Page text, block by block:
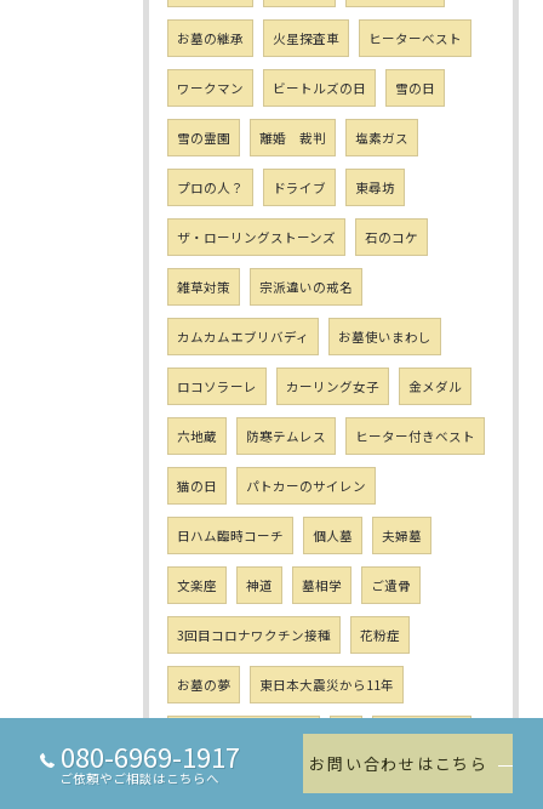
お墓の継承 火星探査車 ヒーターベスト
ワークマン ビートルズの日 雪の日
雪の霊園 離婚 裁判 塩素ガス
プロの人？ ドライブ 東尋坊
ザ・ローリングストーンズ 石のコケ
雑草対策 宗派違いの戒名
カムカムエブリバディ お墓使いまわし
ロコソラーレ カーリング女子 金メダル
六地蔵 防寒テムレス ヒーター付きベスト
猫の日 パトカーのサイレン
日ハム臨時コーチ 個人墓 夫婦墓
文楽座 神道 墓相学 ご遺骨
3回目コロナワクチン接種 花粉症
お墓の夢 東日本大震災から11年
東日本大震災 仮土葬 蚊 ホワイトデー
お墓愛
080-6969-1917
ご依頼やご相談はこちらへ
お問い合わせはこちら